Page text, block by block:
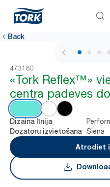
Back
1 / 7
473180
«Tork Reflex™»
centra padeves
Dizaina līnija
Dozatoru izvietošana
Siena
Atrodiet